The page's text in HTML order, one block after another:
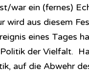
war ein (fernes)
wird aus diesem
eines Tages
der Vielfalt.
auf die Abwehr